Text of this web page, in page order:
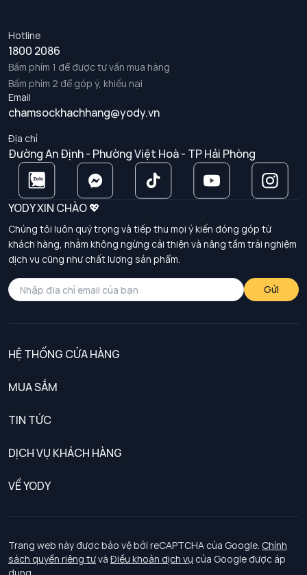
Hotline
1800 2086
Bấm phím 1 để được tư vấn mua hàng
Bấm phím 2 để góp ý, khiếu nại
Email
chamsockhachhang@yody.vn
Địa chỉ
Đường An Định - Phường Việt Hoà - TP Hải Phòng
YODY XIN CHÀO 💖
Chúng tôi luôn quý trọng và tiếp thu mọi ý kiến đóng góp từ
khách hàng, nhằm không ngừng cải thiện và nâng tầm trải nghiệm
dịch vụ cũng như chất lượng sản phẩm.
Gửi
HỆ THỐNG CỬA HÀNG
MUA SẮM
TIN TỨC
DỊCH VỤ KHÁCH HÀNG
Chính sách khách hàng thân thiết
Chính sách bảo vệ dữ liệu cá nhân
Chính sách thanh toán, giao nhận
VỀ YODY
Tuyển dụng
Trang web này được bảo vệ bởi reCAPTCHA của Google. Chính
sách quyền riêng tưvà Điều khoản dịch vụ của Google được áp